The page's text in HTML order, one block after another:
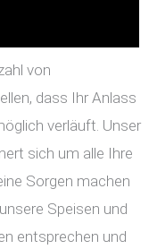
von
dass Ihr Anlass
verläuft. Unser
sich um alle Ihre
Sorgen machen
Speisen und
entsprechen und